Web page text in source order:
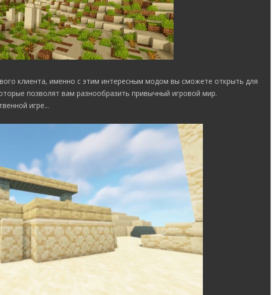
клиента, именно с этим интересным модом вы сможете открыть для
позволят вам разнообразить привычный игровой мир.
игре...